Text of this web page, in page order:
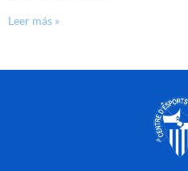
Leer más »